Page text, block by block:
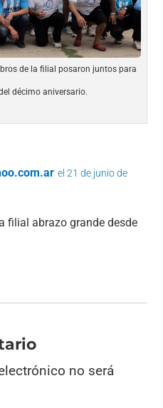
de la filial posaron juntos para
décimo aniversario.
el 21 de junio de
filial abrazo grande desde
no será